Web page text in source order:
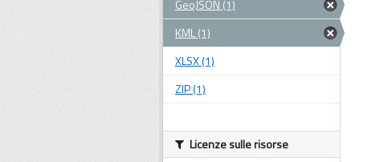
GeoJSON (1)
KML (1)
XLSX (1)
ZIP (1)
Licenze sulle risorse